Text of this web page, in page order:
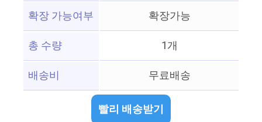
확장 가능여부
확장가능
총 수량
1개
배송비
무료배송
빨리 배송받기